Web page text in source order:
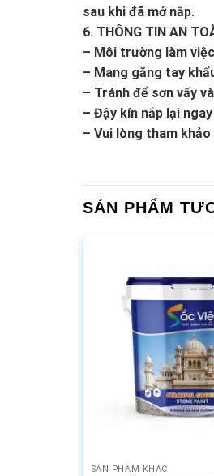
sau khi đã mở nắp.
6. THÔNG TIN AN
– Môi trường làm
– Mang găng tay
– Tránh để sơn vấy
– Đậy kín nắp lại ngay
– Vui lòng tham
SẢN PHẨM
SẢN PHẨM KHÁC